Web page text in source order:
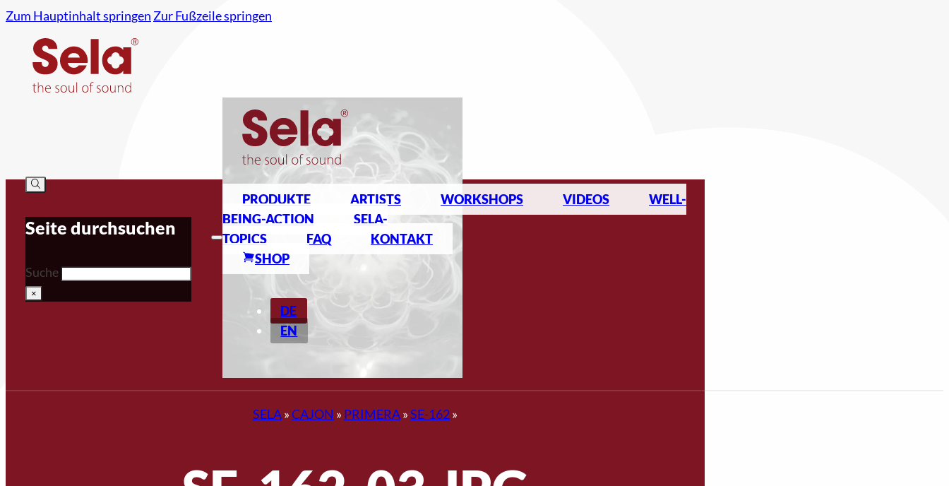
Zum Hauptinhalt springen Zur Fußzeile springen
Seite durchsuchen
Suche
×
PRODUKTE ARTISTS WORKSHOPS VIDEOS
WELL-
BEING-ACTION
SELA-
TOPICS
FAQ
KONTAKT
SHOP
DE
EN
SELA»CAJON » PRIMERA»SE-162»